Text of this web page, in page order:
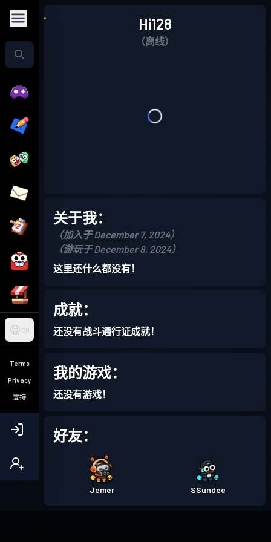
CN
Terms
Privacy
支持
Hi128
（离线）
关于我：
（加入于 December 7, 2024）
（游玩于 December 8, 2024）
这里还什么都没有！
成就：
还没有战斗通行证成就！
我的游戏：
还没有游戏！
好友：
Jemer SSundee